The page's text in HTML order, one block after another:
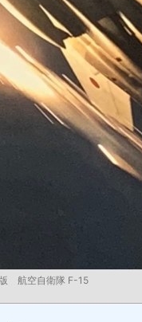
版 航空自衛隊 F-15